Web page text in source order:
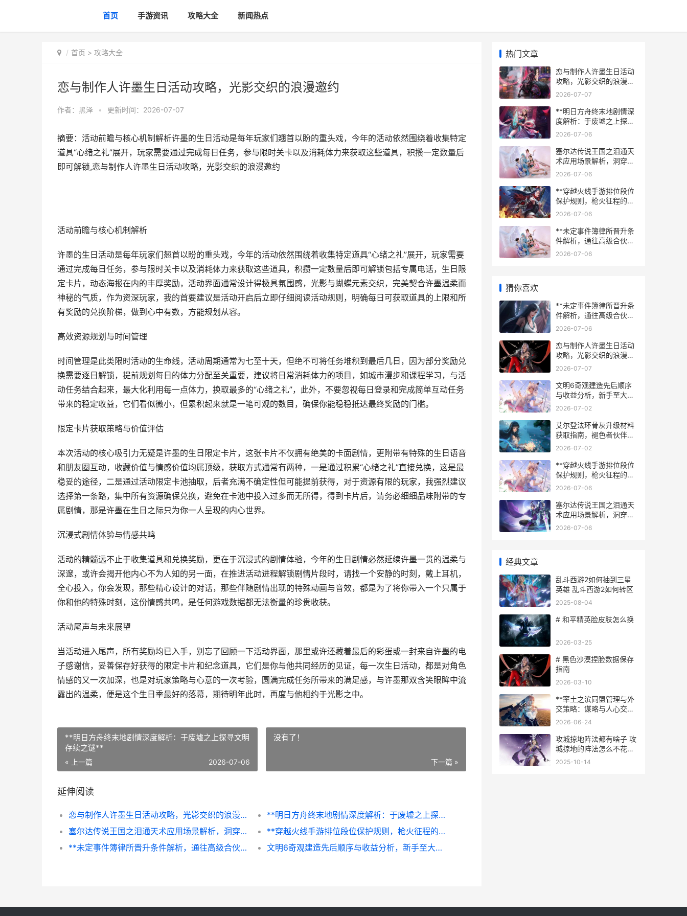
首页 手游资讯 攻略大全 新闻热点
首页 > 攻略大全
恋与制作人许墨生日活动攻略，光影交织的浪漫邀约
作者： 黑泽 • 更新时间：2026-07-07
摘要：活动前瞻与核心机制解析许墨的生日活动是每年玩家们翘首以盼的重头戏，今年的活动依然围绕着收集特定
道具“心绪之礼”展开，玩家需要通过完成每日任务，参与限时关卡以及消耗体力来获取这些道具，积攒一定数量后
即可解锁,恋与制作人许墨生日活动攻略，光影交织的浪漫邀约
活动前瞻与核心机制解析
许墨的生日活动是每年玩家们翘首以盼的重头戏，今年的活动依然围绕着收集特定道具“心绪之礼”展开，玩家需要
通过完成每日任务，参与限时关卡以及消耗体力来获取这些道具，积攒一定数量后即可解锁包括专属电话，生日限
定卡片，动态海报在内的丰厚奖励，活动界面通常设计得极具氛围感，光影与蝴蝶元素交织，完美契合许墨温柔而
神秘的气质，作为资深玩家，我的首要建议是活动开启后立即仔细阅读活动规则，明确每日可获取道具的上限和所
有奖励的兑换阶梯，做到心中有数，方能规划从容。
高效资源规划与时间管理
时间管理是此类限时活动的生命线，活动周期通常为七至十天，但绝不可将任务堆积到最后几日，因为部分奖励兑
换需要逐日解锁，提前规划每日的体力分配至关重要，建议将日常消耗体力的项目，如城市漫步和课程学习，与活
动任务结合起来，最大化利用每一点体力，换取最多的“心绪之礼”，此外，不要忽视每日登录和完成简单互动任务
带来的稳定收益，它们看似微小，但累积起来就是一笔可观的数目，确保你能稳稳抵达最终奖励的门槛。
限定卡片获取策略与价值评估
本次活动的核心吸引力无疑是许墨的生日限定卡片，这张卡片不仅拥有绝美的卡面剧情，更附带有特殊的生日语音
和朋友圈互动，收藏价值与情感价值均属顶级，获取方式通常有两种，一是通过积累“心绪之礼”直接兑换，这是最
稳妥的途径，二是通过活动限定卡池抽取，后者充满不确定性但可能提前获得，对于资源有限的玩家，我强烈建议
选择第一条路，集中所有资源确保兑换，避免在卡池中投入过多而无所得，得到卡片后，请务必细细品味附带的专
属剧情，那是许墨在生日之际只为你一人呈现的内心世界。
沉浸式剧情体验与情感共鸣
活动的精髓远不止于收集道具和兑换奖励，更在于沉浸式的剧情体验，今年的生日剧情必然延续许墨一贯的温柔与
深邃，或许会揭开他内心不为人知的另一面，在推进活动进程解锁剧情片段时，请找一个安静的时刻，戴上耳机，
全心投入，你会发现，那些精心设计的对话，那些伴随剧情出现的特殊动画与音效，都是为了将你带入一个只属于
你和他的特殊时刻，这份情感共鸣，是任何游戏数据都无法衡量的珍贵收获。
活动尾声与未来展望
当活动进入尾声，所有奖励均已入手，别忘了回顾一下活动界面，那里或许还藏着最后的彩蛋或一封来自许墨的电
子感谢信，妥善保存好获得的限定卡片和纪念道具，它们是你与他共同经历的见证，每一次生日活动，都是对角色
情感的又一次加深，也是对玩家策略与心意的一次考验，圆满完成任务所带来的满足感，与许墨那双含笑眼眸中流
露出的温柔，便是这个生日季最好的落幕，期待明年此时，再度与他相约于光影之中。
**明日方舟终末地剧情深度解析：于废墟之上探寻文明
存续之谜**
« 上一篇 2026-07-06
没有了！
下一篇 »
延伸阅读
恋与制作人许墨生日活动攻略，光影交织的浪漫邀约
**明日方舟终末地剧情深度解析：于废墟之上探寻文明存续之谜**
塞尔达传说王国之泪通天术应用场景解析，洞穿天地的新维度
**穿越火线手游排位段位保护规则，枪火征程的坚实后盾副标题**
**未定事件簿律所晋升条件解析，通往高级合伙人的荆棘之路**
文明6奇观建造先后顺序与收益分析，新手至大师的进阶指南
热门文章
恋与制作人许墨生日活动
攻略，光影交织的浪漫邀
约
2026-07-07
**明日方舟终末地剧情深
度解析：于废墟之上探寻
文明存续之谜**
2026-07-06
塞尔达传说王国之泪通天
术应用场景解析，洞穿天
地的新维度
2026-07-06
**穿越火线手游排位段位
保护规则，枪火征程的坚
实后盾副标题**
2026-07-06
**未定事件簿律所晋升条
件解析，通往高级合伙人
的荆棘之路**
2026-07-06
猜你喜欢
**未定事件簿律所晋升条
件解析，通往高级合伙人
的荆棘之路**
2026-07-06
恋与制作人许墨生日活动
攻略，光影交织的浪漫邀
约
2026-07-07
文明6奇观建造先后顺序
与收益分析，新手至大师
的进阶指南
2026-07-02
艾尔登法环骨灰升级材料
获取指南，褪色者伙伴的
强化之道
2026-07-02
**穿越火线手游排位段位
保护规则，枪火征程的坚
实后盾副标题**
2026-07-06
塞尔达传说王国之泪通天
术应用场景解析，洞穿天
地的新维度
2026-07-06
经典文章
乱斗西游2如何抽到三星
英雄 乱斗西游2如何转区
2025-08-04
# 和平精英脸皮肤怎么换
2026-03-25
# 黑色沙漠捏脸数据保存
指南
2026-03-10
**率土之滨同盟管理与外
交策略：谋略与人心交织
的征服之路**
2026-06-24
攻城掠地阵法都有啥子 攻
城掠地的阵法怎么不花钱
开启
2025-10-14